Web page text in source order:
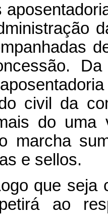
civil da
do uma
marcha
e sellos.
que seja
ao